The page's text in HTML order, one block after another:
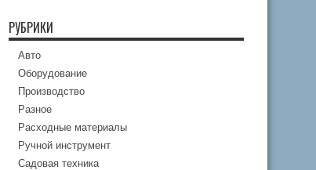
РУБРИКИ
Авто
Оборудование
Производство
Разное
Расходные материалы
Ручной инструмент
Садовая техника